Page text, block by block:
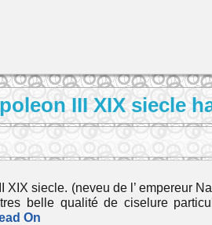
III XIX siecle
siecle. (neveu de l’ empereur
belle qualité de ciselure
On